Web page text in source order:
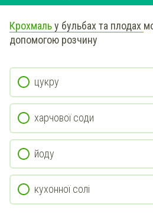
Крохмальу бульбах та плодах
допомогою розчину
цукру
харчової соди
йоду
кухонної солі